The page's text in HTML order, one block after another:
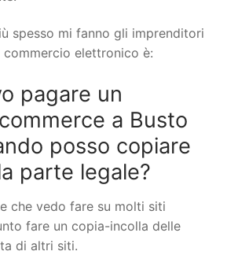
spesso mi fanno gli imprenditori
elettronico è:
pagare un
a Busto
posso copiare
parte legale?
che vedo fare su molti siti
fare un copia-incolla delle
di altri siti.